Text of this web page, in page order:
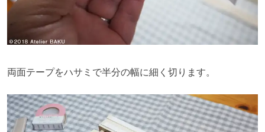
両面テープをハサミで半分の幅に細く切ります。